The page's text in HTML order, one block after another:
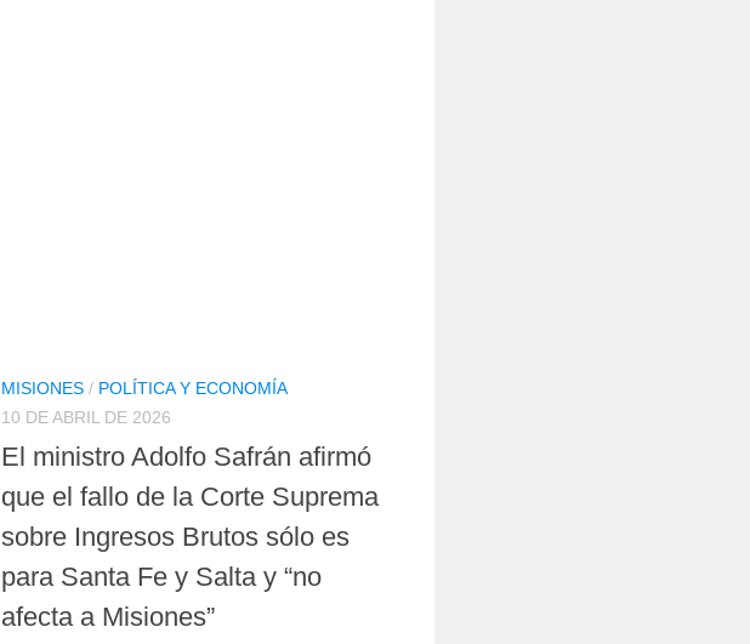
MISIONES / POLÍTICA Y ECONOMÍA
10 DE ABRIL DE 2026
El ministro Adolfo Safrán afirmó
que el fallo de la Corte Suprema
sobre Ingresos Brutos sólo es
para Santa Fe y Salta y “no
afecta a Misiones”